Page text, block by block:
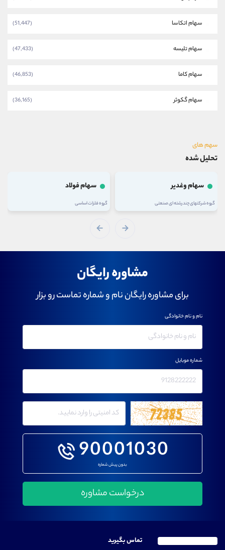
سهام اتکاسا (51,447)
سهام تلیسه (47,433)
سهام کاما (46,853)
سهام گکوثر (36,165)
سهم های
تحلیل شده
سهام وغدیر
گروه شرکتهای چند رشته ای صنعتی
سهام فولاد
گروه فلزات اساسی
مشاوره رایگان
برای مشاوره رایگان نام و شماره تماست رو بزار
90001030
بدون پیش شماره
نام و نام خانوادگی
شماره موبایل
تماس بگیرید